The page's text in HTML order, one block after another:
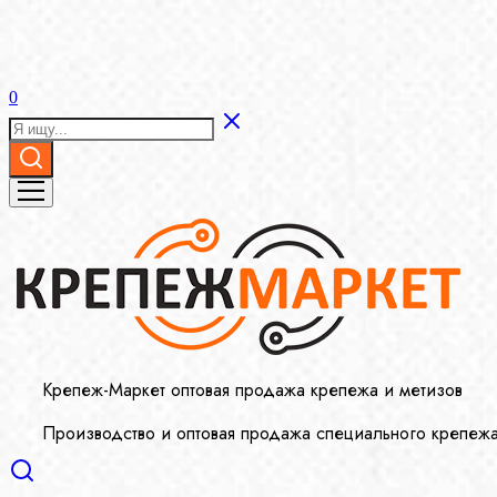
0
Крепеж-Маркет оптовая продажа крепежа и метизов
Производство и оптовая продажа специального